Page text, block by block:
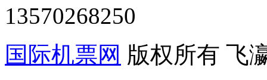
13570268250
国际机票网 版权所有 飞